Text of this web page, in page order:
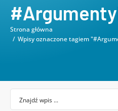
Jesteś tutaj:
Strona główna
Wpisy oznaczone tagiem